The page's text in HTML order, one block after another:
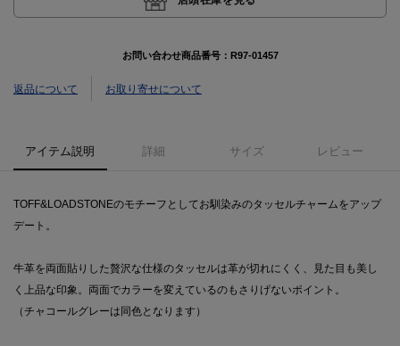
お問い合わせ商品番号： R97-01457
返品について お取り寄せについて
アイテム説明 詳細 サイズ レビュー
TOFF&LOADSTONEのモチーフとしてお馴染みのタッセルチャームをアップ
デート。
牛革を両面貼りした贅沢な仕様のタッセルは革が切れにくく、見た目も美し
く上品な印象。両面でカラーを変えているのもさりげないポイント。
（チャコールグレーは同色となります）